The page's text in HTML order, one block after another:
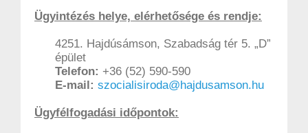
Ügyintézés helye, elérhetősége és rendje:
4251. Hajdúsámson, Szabadság tér 5. „D”
épület
Telefon: +36 (52) 590-590
E-mail: szocialisiroda@hajdusamson.hu
Ügyfélfogadási időpontok: